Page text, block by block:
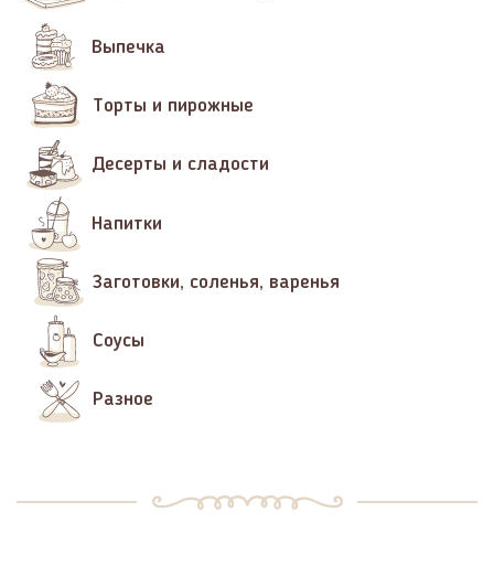
Выпечка
Торты и пирожные
Десерты и сладости
Напитки
Заготовки, соленья, варенья
Соусы
Разное